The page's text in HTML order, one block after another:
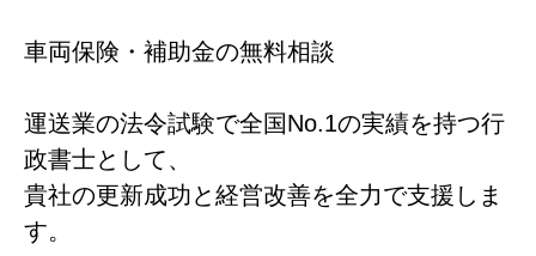
車両保険・補助金の無料相談
運送業の法令試験で全国No.1の実績を持つ行
政書士として、
貴社の更新成功と経営改善を全力で支援しま
す。